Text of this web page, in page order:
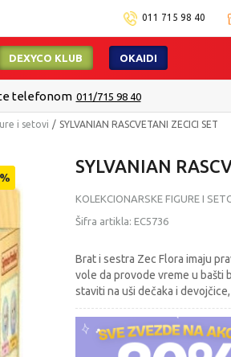
011 715 98 40
DEXYCO KLUB OKAIDI
telefonom 011/715 98 40
i setovi SYLVANIAN RASCVETANI ZECICI SET
%
SYLVANIAN
KOLEKCIONARSKE FIGURE I
Šifra artikla: EC5736
Brat i sestra Zec Flora imaju
vole da provode vreme u bašti
staviti na uši dečaka i